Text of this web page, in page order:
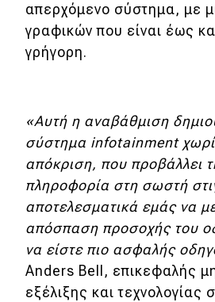
απερχόμενο σύστημα, με
γραφικών που είναι έως
γρήγορη.
«Αυτή η αναβάθμιση
σύστημα infotainment
απόκριση, που προβάλλει
πληροφορία στη σωστή
αποτελεσματικά εμάς να
απόσπαση προσοχής του
να είστε πιο ασφαλής
Anders Bell, επικεφαλής
εξέλιξης και τεχνολογίας